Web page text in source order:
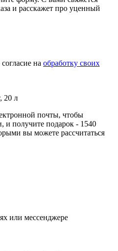
и расскажет про уценный
на обработку своих
20 л
почты, чтобы
и получите подарок - 1540
вы можете рассчитаться
или мессенджере